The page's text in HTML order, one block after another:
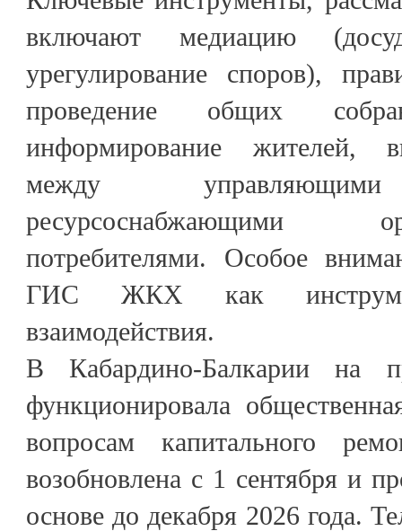
включают медиацию
урегулирование споров),
проведение общих
информирование жителей,
между управляющими
ресурсоснабжающими
потребителями. Особое
ГИС ЖКХ как
взаимодействия.
В Кабардино-Балкарии на
функционировала
вопросам капитального
возобновлена с 1 сентября и
основе до декабря 2026 года.